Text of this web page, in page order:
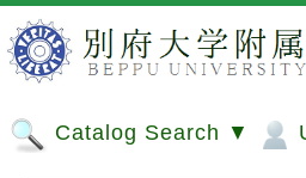
Catalog Search ▼